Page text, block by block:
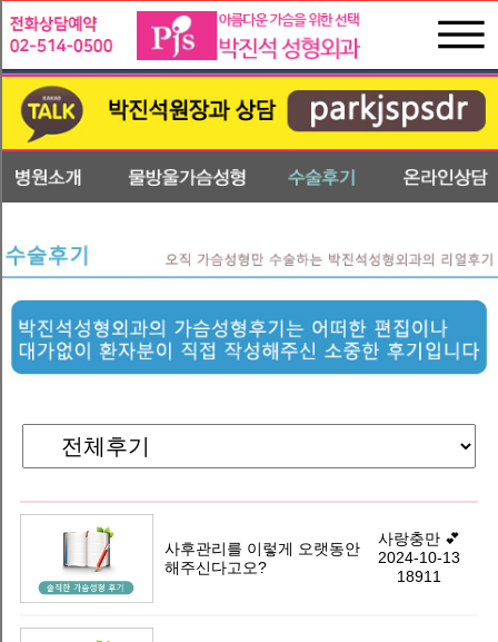
박
진
석
성
형
과
수
술
후
기
라
인
상
담
화
및
예
사후관리를 이렇게 오랫동안
해주신다고오?
사랑충만 💕
2024-10-13
18911